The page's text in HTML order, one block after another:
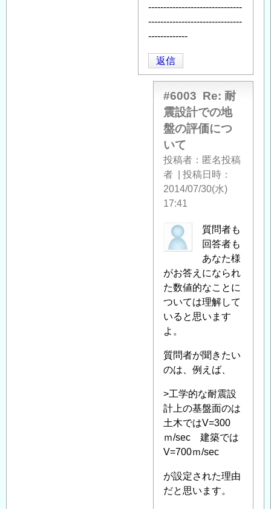
-------------------------------
-------------------------------
-------------
返信
#6003 Re: 耐
震設計での地
盤の評価につ
いて
投稿者
匿名投稿
者
投稿日時
2014/07/30(水)
17:41
匿
名
稿
者
に
よ
る
耐
震
設
計
で
地
の
評
質問者も
回答者も
あなた様
がお答えになられ
た数値的なことに
ついては理解して
いると思います
よ。
質問者が聞きたい
のは、例えば、
>工学的な耐震設
計上の基盤面のは
土木ではV=300
ｍ/sec 建築では
V=700ｍ/sec
が設定された理由
だと思います。